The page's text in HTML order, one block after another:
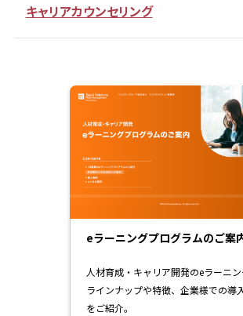
キャリアカウンセリング
eラーニングプログラムのご案
人材育成・キャリア開発のeラーニ
ラインナップや特徴、企業様での導
をご紹介。